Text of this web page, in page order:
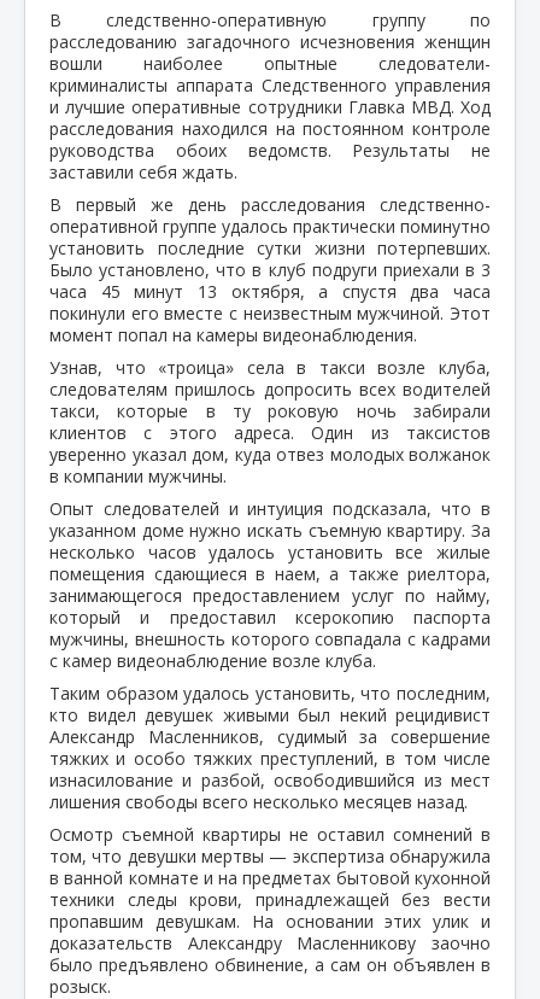
В следственно-оперативную группу по
расследованию загадочного исчезновения женщин
вошли наиболее опытные следователи-
криминалисты аппарата Следственного управления
и лучшие оперативные сотрудники Главка МВД. Ход
расследования находился на постоянном контроле
руководства обоих ведомств. Результаты не
заставили себя ждать.
В первый же день расследования следственно-
оперативной группе удалось практически поминутно
установить последние сутки жизни потерпевших.
Было установлено, что в клуб подруги приехали в 3
часа 45 минут 13 октября, а спустя два часа
покинули его вместе с неизвестным мужчиной. Этот
момент попал на камеры видеонаблюдения.
Узнав, что «троица» села в такси возле клуба,
следователям пришлось допросить всех водителей
такси, которые в ту роковую ночь забирали
клиентов с этого адреса. Один из таксистов
уверенно указал дом, куда отвез молодых волжанок
в компании мужчины.
Опыт следователей и интуиция подсказала, что в
указанном доме нужно искать съемную квартиру. За
несколько часов удалось установить все жилые
помещения сдающиеся в наем, а также риелтора,
занимающегося предоставлением услуг по найму,
который и предоставил ксерокопию паспорта
мужчины, внешность которого совпадала с кадрами
с камер видеонаблюдение возле клуба.
Таким образом удалось установить, что последним,
кто видел девушек живыми был некий рецидивист
Александр Масленников, судимый за совершение
тяжких и особо тяжких преступлений, в том числе
изнасилование и разбой, освободившийся из мест
лишения свободы всего несколько месяцев назад.
Осмотр съемной квартиры не оставил сомнений в
том, что девушки мертвы — экспертиза обнаружила
в ванной комнате и на предметах бытовой кухонной
техники следы крови, принадлежащей без вести
пропавшим девушкам. На основании этих улик и
доказательств Александру Масленникову заочно
было предъявлено обвинение, а сам он объявлен в
розыск.